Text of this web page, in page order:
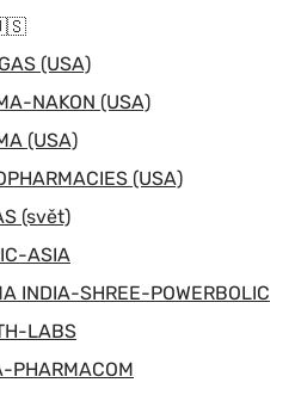
(USA)
NAKON (USA)
(USA)
(USA)
(svět)
ASIA
INDIA-SHREE-POWERBOLIC
LABS
PHARMACOM